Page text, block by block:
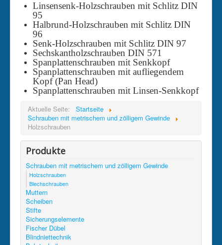
Linsensenk-Holzschrauben mit Schlitz DIN
95
Halbrund-Holzschrauben mit Schlitz DIN
96
Senk-Holzschrauben mit Schlitz DIN 97
Sechskantholzschrauben DIN 571
Spanplattenschrauben mit Senkkopf
Spanplattenschrauben mit aufliegendem
Kopf (Pan Head)
Spanplattenschrauben mit Linsen-Senkkopf
Aktuelle Seite:
Startseite
Schrauben mit metrischem und zölligem Gewinde
Holzschrauben
Produkte
Schrauben mit metrischem und zölligem Gewinde
Holzschrauben
Blechschrauben
Muttern
Scheiben
Stifte
Sicherungselemente
Fischer Dübel
Blindniettechnik